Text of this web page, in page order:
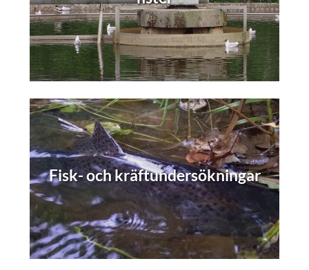
Fisk- och kräftundersökningar